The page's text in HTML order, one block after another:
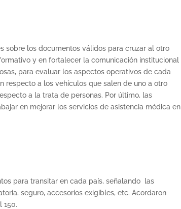
sobre los documentos válidos para cruzar al otro
y en fortalecer la comunicación institucional
para evaluar los aspectos operativos de cada
respecto a los vehículos que salen de uno a otro
a la trata de personas. Por último, las
en mejorar los servicios de asistencia médica en
para transitar en cada país, señalando las
seguro, accesorios exigibles, etc. Acordaron
150.